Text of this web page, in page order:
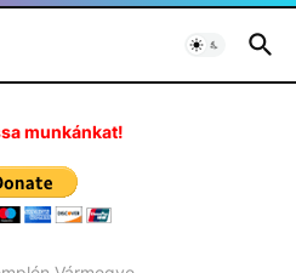
munkánkat!